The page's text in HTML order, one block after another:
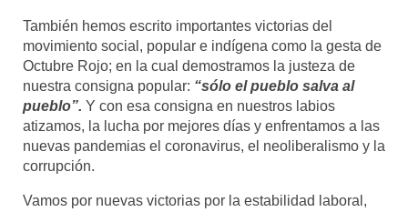
También hemos escrito importantes victorias del
movimiento social, popular e indígena como la gesta de
Octubre Rojo; en la cual demostramos la justeza de
nuestra consigna popular: “sólo el pueblo salva al
pueblo”. Y con esa consigna en nuestros labios
atizamos, la lucha por mejores días y enfrentamos a las
nuevas pandemias el coronavirus, el neoliberalismo y la
corrupción.
Vamos por nuevas victorias por la estabilidad laboral,